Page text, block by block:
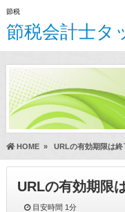
節税
節税会計士タ
HOME» URLの有効期限は終
URLの有効期限
目安時間 1分